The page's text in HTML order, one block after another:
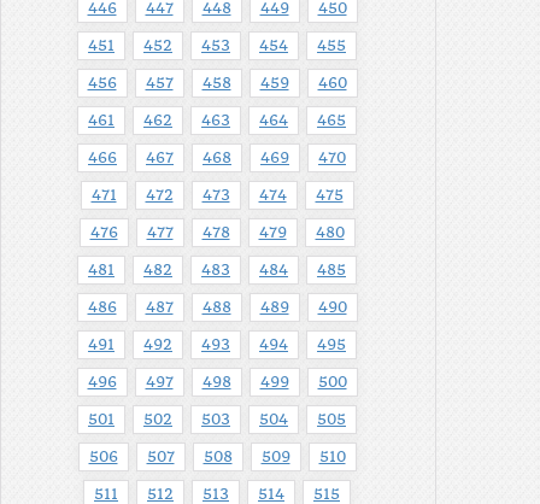
446 447 448 449 450
451 452 453 454 455
456 457 458 459 460
461 462 463 464 465
466 467 468 469 470
471 472 473 474 475
476 477 478 479 480
481 482 483 484 485
486 487 488 489 490
491 492 493 494 495
496 497 498 499 500
501 502 503 504 505
506 507 508 509 510
511 512 513 514 515